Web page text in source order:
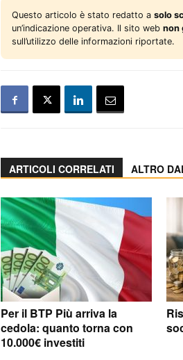
Questo articolo è stato redatto a solo
un’indicazione operativa. Il sito web non
sull’utilizzo delle informazioni riportate.
ARTICOLI CORRELATI ALTRO
Per il BTP Più arriva la
cedola: quanto torna con
10.000€ investiti